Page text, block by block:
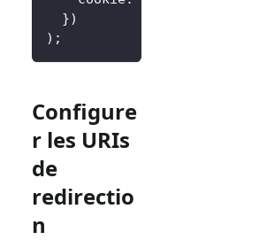
})
) ;
Configure
r les URIs
de
redirectio
n